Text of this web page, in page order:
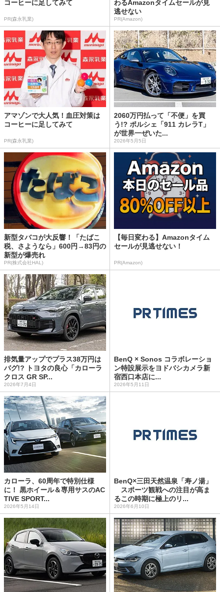
コーヒーに足してみて
PR(森永乳業)
わるAmazonタイムセールが見
逃せない
PR(Amazon)
アマゾンで大人気！血圧対策は
コーヒーに足してみて
PR(森永乳業)
2060万円払って「不便」を買
う!? ポルシェ「911 カレラT」
が世界一ぜいた...
2026年5月5日
新型タバコが大反響！「たばこ
税、さようなら」600円→83円の
新型が爆売れ
PR(株式会社HAL)
【毎日変わる】Amazonタイム
セールが見逃せない！
PR(Amazon)
排気量アップでプラス38万円は
バグ!? トヨタの良心「カローラ
クロス GR SP...
2026年7月4日
BenQ × Sonos コラボレーショ
ン特設展示をヨドバシカメラ新
宿西口本店に...
2026年5月11日
カローラ、60周年で特別仕様
に！ 黒ホイール＆専用サスのAC
TIVE SPORT...
2026年5月14日
BenQ×三田天然温泉「寿ノ湯」
スポーツ観戦への注目が高ま
るこの時期に極上のリ...
2026年6月10日